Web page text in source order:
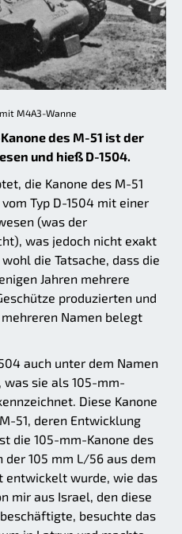
M4A3-Wanne
des M-51 ist der
und hieß D-1504.
die Kanone des M-51
Typ D-1504 mit einer
(was der
was jedoch nicht exakt
die Tatsache, dass die
Jahren mehrere
produzierten und
Namen belegt
auch unter dem Namen
was sie als 105-mm-
Diese Kanone
51, deren Entwicklung
die 105-mm-Kanone des
der 105 mm L/56 aus dem
entwickelt wurde, wie das
mir aus Israel, den diese
besuchte das